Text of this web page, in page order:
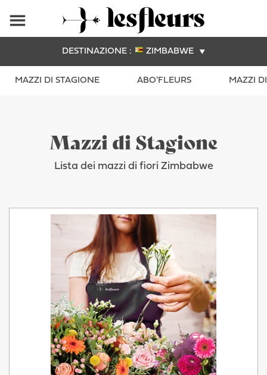
DESTINAZIONE : ZIMBABWE
MAZZI DI STAGIONE ABO'FLEURS MAZZI
Mazzi di Stagione
Lista dei mazzi di fiori Zimbabwe